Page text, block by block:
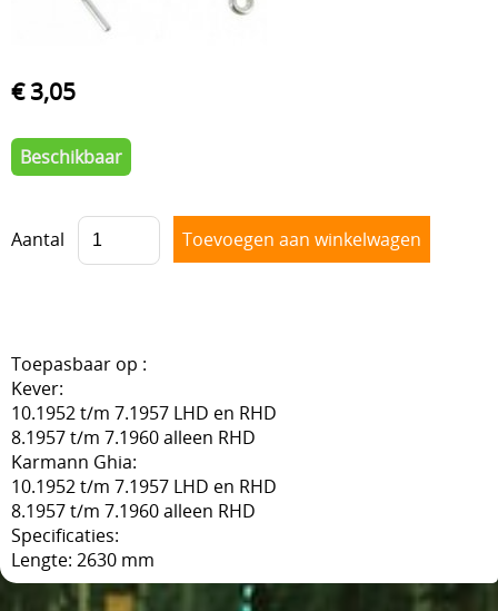
VOORAS , BESTURING
VELGEN + REMMEN
ACHTERAS , DIFFERENTIEEL EN VERSNELLINGSBAK
HAND & VOETBEDIENINGEN
€ 3,05
Beschikbaar
Aantal
Toepasbaar op :
Kever:
10.1952 t/m 7.1957 LHD en RHD
8.1957 t/m 7.1960 alleen RHD
Karmann Ghia:
10.1952 t/m 7.1957 LHD en RHD
8.1957 t/m 7.1960 alleen RHD
Specificaties:
Lengte: 2630 mm